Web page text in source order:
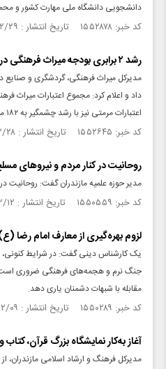
دانشجویی دانشگاه ملی مهارت کشور و محمد
کد خبر: ۱۵۵۲۸۷۸ تاریخ انتشار : ۱۴۰۵/۰۲/۲۹
رشد ۲ برابری بودجه میراث فرهنگی در سال جاری
مدیرکل میراث فرهنگی، گردشگری و صنایع
اعتبارات مرمتی نیز با رشد چشمگیر به ۱۸۲ میلیارد تومان افزایش یافته است.
کد خبر: ۱۵۵۲۶۴۵ تاریخ انتشار : ۱۴۰۵/۰۲/۲۸
روحانیت در کنار مردم و نیروهای
مدیر حوزه علمیه مازندران گفت: روحانیت
کد خبر: ۱۵۵۰۵۵۹ تاریخ انتشار : ۱۴۰۵/۰۲/۱۲
لزوم بهره‌گیری از معارف امام رضا
یک کارشناس دینی گفت: در شرایط کنونی،
جنگ نرم و هجمه‌های فرهنگی ضروری است،
مقابله با شبهات دشمنان یاری دهد.
کد خبر: ۱۵۵۰۲۸۹ تاریخ انتشار : ۱۴۰۵/۰۲/۰۹
آغاز به‌کار نمایشگاه بزرگ قرآن،
مدیرکل فرهنگ و ارشاد اسلامی مازندران،